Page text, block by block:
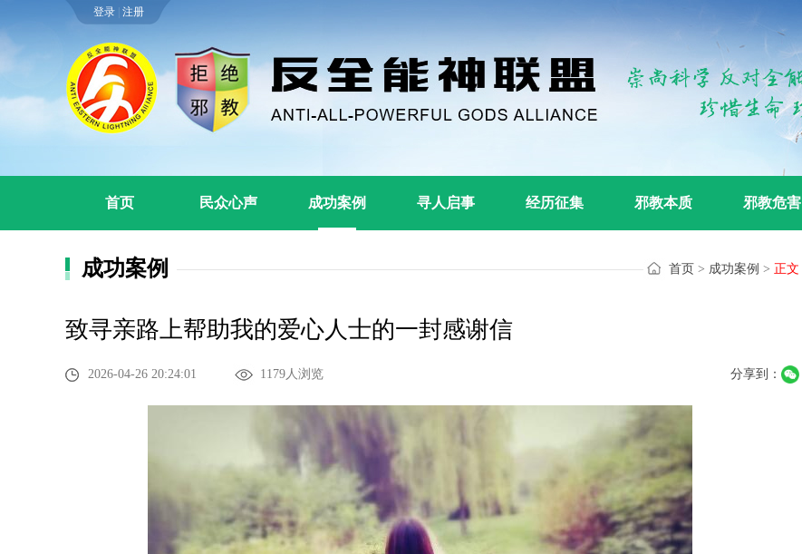
登录| 注册
首页 民众心声 成功案例 寻人启事 经历征集 邪教本质 邪教危害
首页 > 成功案例 > 正文
成功案例
致寻亲路上帮助我的爱心人士的一封感谢信
2026-04-26 20:24:01 1179人浏览 分享到：